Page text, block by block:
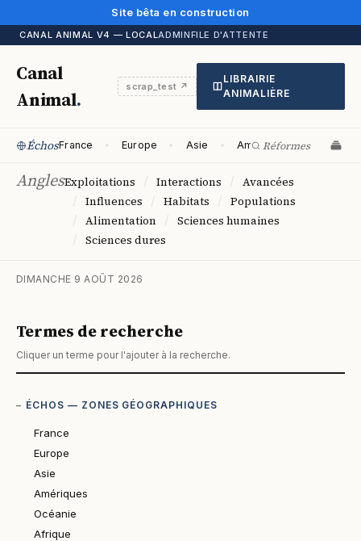
Site bêta en construction
CANAL ANIMAL V4 — LOCALADMINFILE D'ATTENTE
Canal
Animal.
scrap_test ↗
LIBRAIRIE
ANIMALIÈRE
ÉchosFrance Europe Asie Amériques Océanie
AnglesExploitations Interactions Avancées
Influences Habitats Populations
Alimentation Sciences humaines
Sciences dures
DIMANCHE 9 AOÛT 2026
Termes de recherche
Cliquer un terme pour l'ajouter à la recherche.
ÉCHOS — ZONES GÉOGRAPHIQUES
France
Europe
Asie
Amériques
Océanie
Afrique